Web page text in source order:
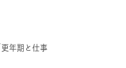
年期と仕事